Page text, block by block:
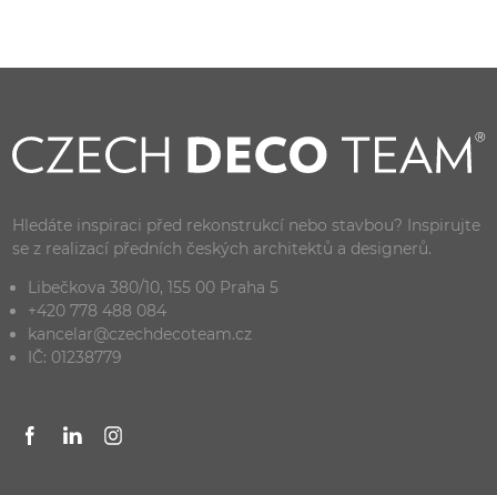
Hledáte inspiraci před rekonstrukcí nebo stavbou? Inspirujte
se z realizací předních českých architektů a designerů.
Libečkova 380/10, 155 00 Praha 5
+420 778 488 084
kancelar@czechdecoteam.cz
IČ: 01238779